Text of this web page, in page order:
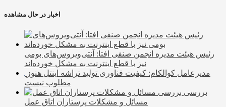
اخبار در حال مشاهده
رئیس هیئت مدیره انجمن صنفی افتا: آنتی‌ویروس‌های بومی
نیز با قطع اینترنت به مشکل خورده‌اند
مدیرعامل کوالکام: کیفیت فناوری تولید تراشه اینتل هنوز
مطلوب نیست
بررسی
مسائل و مشکلات پرستاران اتاق عمل